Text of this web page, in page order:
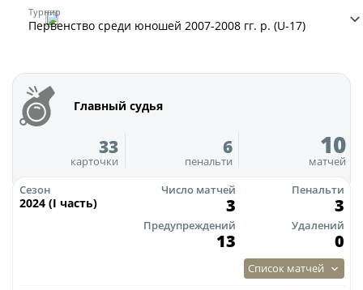
Новости
Кубок Объединенного Чемпионата по
Календарь и результаты матчей
Команды
Бухгалтерия
Отдел информационных технологий
Комитеты
Спортивный комитет
Инспекторско-судейский комитет
Контрольно-дисциплинарный комитет
Турнир
Первенство среди юношей 2007-2008 гг. р. (U-17)
Главный судья
карточки
33
пенальти
6
матчей
10
Сезон
2024 (I часть)
Число матчей
3
Пенальти
3
Предупреждений
13
Удалений
0
Список матчей